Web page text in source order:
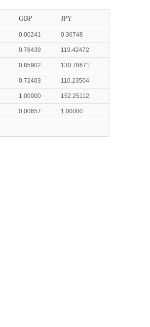
GBP JPY
0.00241 0.36748
0.78439 119.42472
0.85902 130.78671
0.72403 110.23504
1.00000 152.25112
0.00657 1.00000